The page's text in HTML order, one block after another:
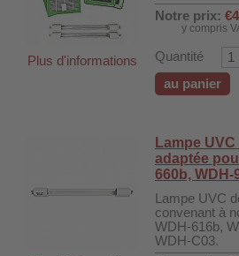
Plus d'informations
Notre prix:
y compris
Quantité
au panier
Lampe
adaptée
660b, WDH-
Lampe UVC
convenant à
WDH-616b,
WDH-C03.